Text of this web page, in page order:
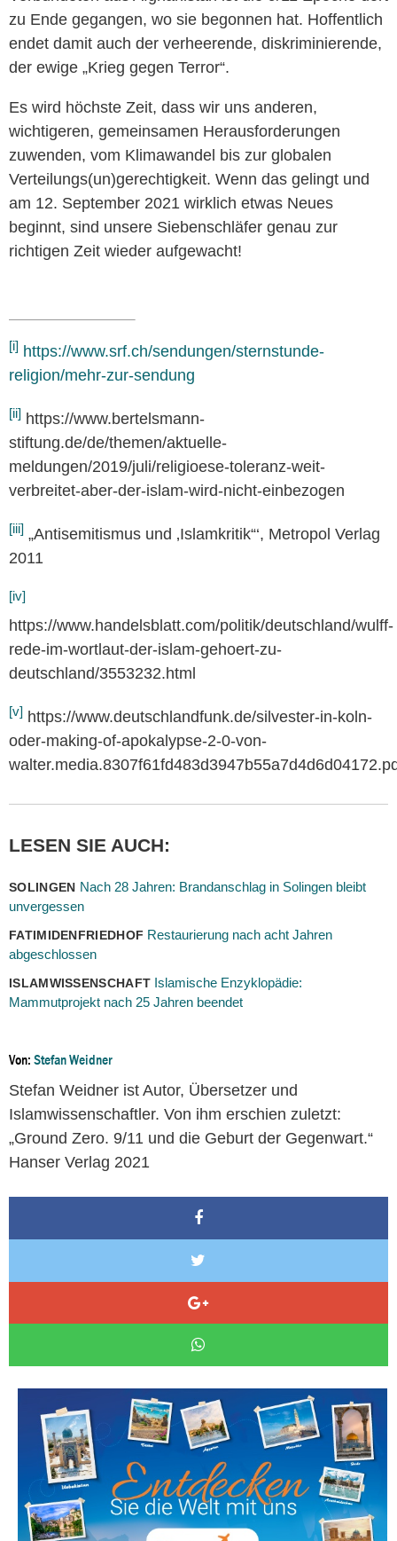
zu Ende gegangen, wo sie begonnen hat. Hoffentlich
endet damit auch der verheerende, diskriminierende,
der ewige „Krieg gegen Terror“.
Es wird höchste Zeit, dass wir uns anderen,
wichtigeren, gemeinsamen Herausforderungen
zuwenden, vom Klimawandel bis zur globalen
Verteilungs(un)gerechtigkeit. Wenn das gelingt und
am 12. September 2021 wirklich etwas Neues
beginnt, sind unsere Siebenschläfer genau zur
richtigen Zeit wieder aufgewacht!
[i] https://www.srf.ch/sendungen/sternstunde-
religion/mehr-zur-sendung
[ii] https://www.bertelsmann-
stiftung.de/de/themen/aktuelle-
meldungen/2019/juli/religioese-toleranz-weit-
verbreitet-aber-der-islam-wird-nicht-einbezogen
[iii] „Antisemitismus und ‚Islamkritik‘“, Metropol Verlag
2011
[iv]
https://www.handelsblatt.com/politik/deutschland/wulff-
rede-im-wortlaut-der-islam-gehoert-zu-
deutschland/3553232.html
[v] https://www.deutschlandfunk.de/silvester-in-koln-
oder-making-of-apokalypse-2-0-von-
LESEN SIE AUCH:
SOLINGEN Nach 28 Jahren: Brandanschlag in Solingen bleibt
unvergessen
FATIMIDENFRIEDHOF Restaurierung nach acht Jahren
abgeschlossen
ISLAMWISSENSCHAFT Islamische Enzyklopädie:
Mammutprojekt nach 25 Jahren beendet
Von: Stefan Weidner
Stefan Weidner ist Autor, Übersetzer und
Islamwissenschaftler. Von ihm erschien zuletzt:
„Ground Zero. 9/11 und die Geburt der Gegenwart.“
Hanser Verlag 2021